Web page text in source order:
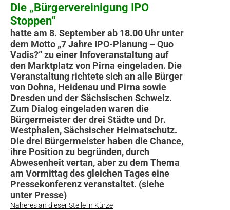
Die „Bürgervereinigung IPO
Stoppen“
hatte am 8. September ab 18.00 Uhr unter
dem Motto „7 Jahre IPO-Planung – Quo
Vadis?“ zu einer Infoveranstaltung auf
den Marktplatz von Pirna eingeladen. Die
Veranstaltung richtete sich an alle Bürger
von Dohna, Heidenau und Pirna sowie
Dresden und der Sächsi­schen Schweiz.
Zum Dialog eingeladen waren die
Bürgermeister der drei Städte und Dr.
Westphalen, Sächsischer Heimatschutz.
Die drei Bürgermeister haben die Chance,
ihre Position zu begründen, durch
Abwesenheit vertan, aber zu dem Thema
am Vormittag des gleichen Tages eine
Pressekonferenz veranstaltet. (siehe
unter Presse)
Näheres an dieser Stelle in Kürze